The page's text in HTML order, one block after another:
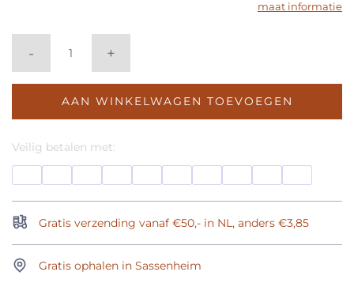
maat informatie
- +
AAN WINKELWAGEN TOEVOEGEN
Veilig betalen met:
Gratis verzending vanaf €50,- in NL, anders €3,85
Gratis ophalen in Sassenheim